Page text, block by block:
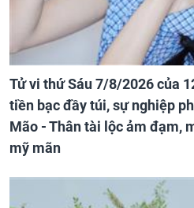
Tử vi thứ Sáu 7/8/2026 của
tiền bạc đầy túi, sự nghiệp
Mão - Thân tài lộc ảm đạm,
mỹ mãn